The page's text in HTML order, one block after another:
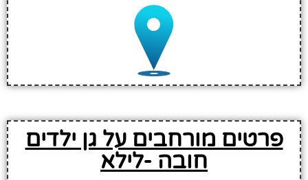
פרטים מורחבים על גן ילדים
חובה -לילא